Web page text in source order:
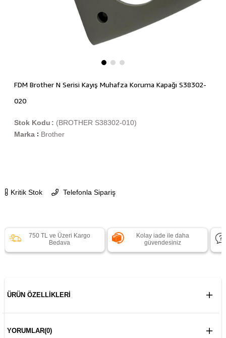
FDM Brother N Serisi Kayış Muhafza Koruma Kapağı S38302-
020
(BROTHER S38302-010)
Stok Kodu
Marka : Brother
Kritik Stok Telefonla Sipariş
750 TL ve Üzeri Kargo
Bedava
Kolay iade ile daha
güvendesiniz
ÜRÜN ÖZELLIKLERI
YORUMLAR(0)